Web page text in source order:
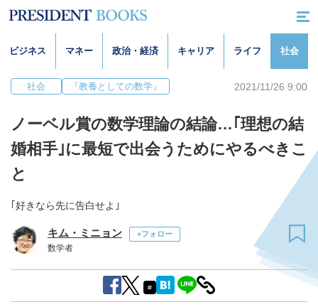
ビジネス マネー 政治・経済 キャリア ライフ 社会
社会 『教養としての数学』 2021/11/26 9:00
ノーベル賞の数学理論の結論…｢理想の結
婚相手｣に最短で出会うためにやるべきこ
と
｢好きなら先に告白せよ｣
キム・ミニョン +フォロー
数学者
#